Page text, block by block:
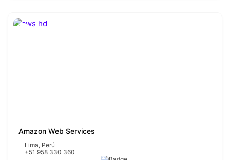
Amazon Web Services
Lima, Perú
+51 958 330 360